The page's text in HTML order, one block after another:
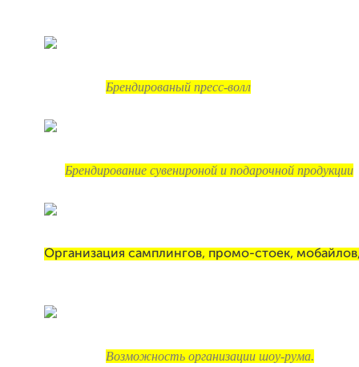
Брендированый пресс-волл
Брендирование сувенироной и подарочной продукции
Организация самплингов, промо-стоек,
Возможность организации шоу-рума.